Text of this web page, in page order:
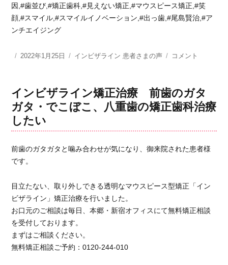
因,#歯並び,#矯正歯科,#見えない矯正,#マウスピース矯正,#笑
顔,#スマイル,#スマイルイノベーション,#出っ歯,#尾島賢治,#ア
ンチエイジング
投
2022年1月25日
カ
リ
ー
インビザライン 患者さまの声
さ
歯
科
の
タ
フ
様、
つ
も
コメント
インビザライン矯正治療 前歯のガタ
ガタ・でこぼこ、八重歯の矯正歯科治療
したい
前歯のガタガタと噛み合わせが気になり、御来院された患者様
です。
目立たない、取り外しできる透明なマウスピース型矯正「イン
ビザライン」矯正治療を行いました。
お口元のご相談は毎日、本郷・新宿オフィスにて無料矯正相談
を受付しております。
まずはご相談ください。
無料矯正相談ご予約：0120-244-010